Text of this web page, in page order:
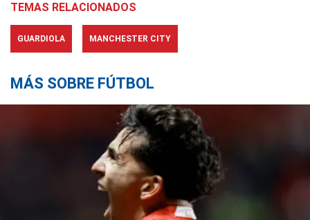
TEMAS RELACIONADOS
GUARDIOLA MANCHESTER CITY
MÁS SOBRE FÚTBOL